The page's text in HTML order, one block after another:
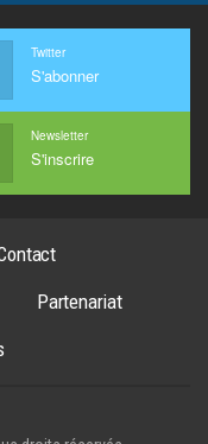
Twitter
S'abonner
Newsletter
S'inscrire
Partenariat